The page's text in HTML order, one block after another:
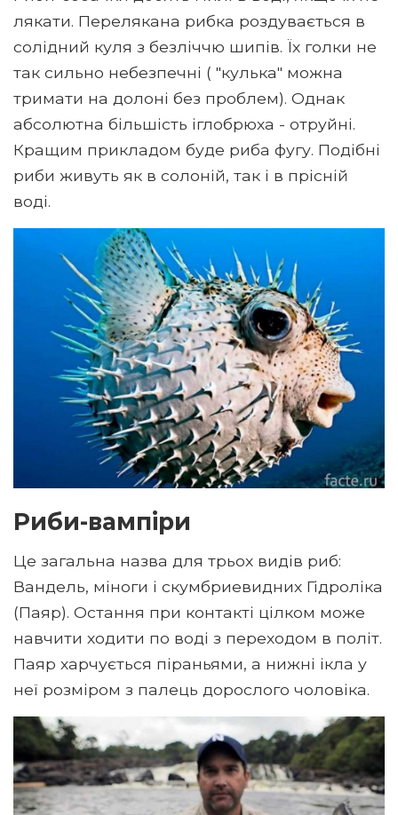
лякати. Перелякана рибка роздувається в
солідний куля з безліччю шипів. Їх голки не
так сильно небезпечні ( "кулька" можна
тримати на долоні без проблем). Однак
абсолютна більшість іглобрюха - отруйні.
Кращим прикладом буде риба фугу. Подібні
риби живуть як в солоній, так і в прісній
воді.
Риби-вампіри
Це загальна назва для трьох видів риб:
Вандель, міноги і скумбриевидних Гідроліка
(Паяр). Остання при контакті цілком може
навчити ходити по воді з переходом в політ.
Паяр харчується піраньями, а нижні ікла у
неї розміром з палець дорослого чоловіка.